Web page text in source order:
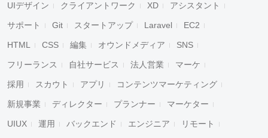
UIデザイン クライアントワーク XD アシスタント
サポート Git スタートアップ Laravel EC2
HTML CSS 編集 オウンドメディア SNS
フリーランス 自社サービス 法人営業 マーケ
採用 スカウト アプリ コンテンツマーケティング
新規事業 ディレクター プランナー マーケター
UIUX 運用 バックエンド エンジニア リモート